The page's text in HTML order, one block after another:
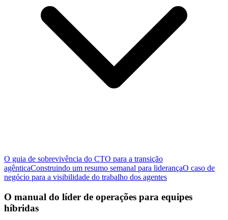
O guia de sobrevivência do CTO para a transição
agênticaConstruindo um resumo semanal para liderançaO caso de
negócio para a visibilidade do trabalho dos agentes
O manual do líder de operações para equipes
híbridas